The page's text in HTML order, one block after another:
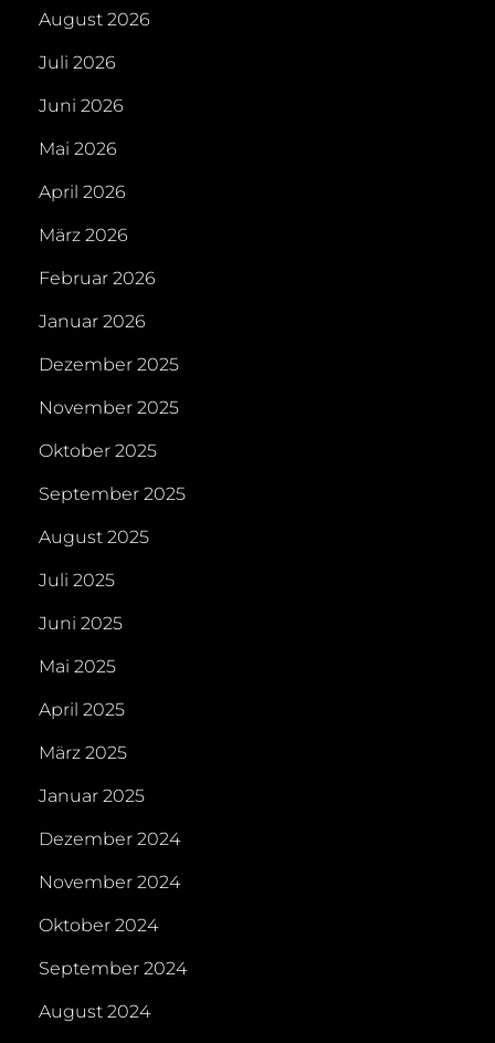
August 2026
Juli 2026
Juni 2026
Mai 2026
April 2026
März 2026
Februar 2026
Januar 2026
Dezember 2025
November 2025
Oktober 2025
September 2025
August 2025
Juli 2025
Juni 2025
Mai 2025
April 2025
März 2025
Januar 2025
Dezember 2024
November 2024
Oktober 2024
September 2024
August 2024